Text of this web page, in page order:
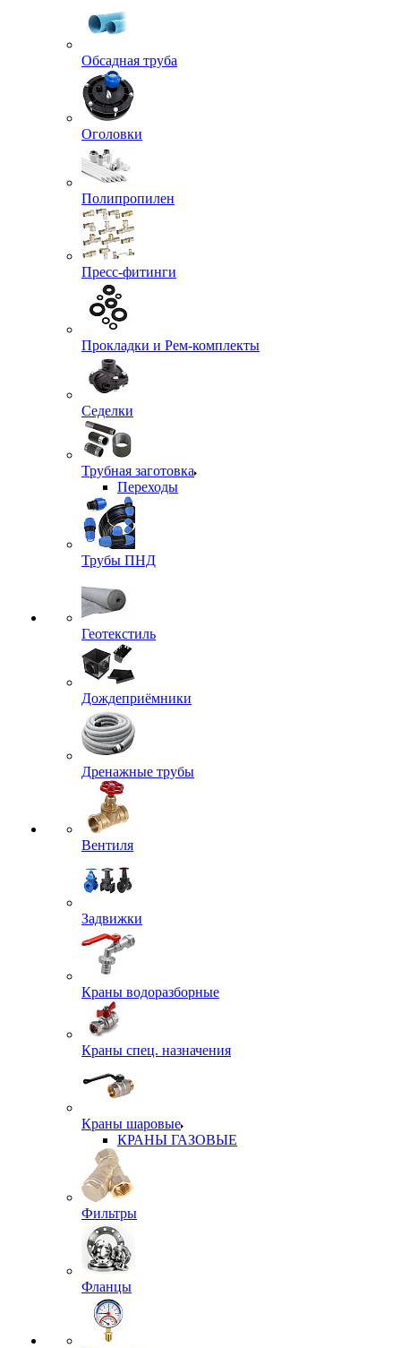
Обсадная труба
Оголовки
Полипропилен
Пресс-фитинги
Прокладки и Рем-комплекты
Седелки
Трубная заготовка
Переходы
Трубы ПНД
Геотекстиль
Дождеприёмники
Дренажные трубы
Вентиля
Задвижки
Краны водоразборные
Краны спец. назначения
Краны шаровые
КРАНЫ ГАЗОВЫЕ
Фильтры
Фланцы